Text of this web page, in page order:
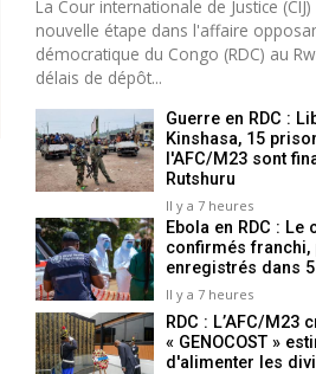
La Cour internationale de Justice
nouvelle étape dans l'affaire
démocratique du Congo (RDC) au
délais de dépôt...
Guerre en RDC :
Kinshasa, 15
l'AFC/M23 sont
Rutshuru
Il y a 7 heures
Ebola en RDC : Le
confirmés franchi,
enregistrés dans
Il y a 7 heures
RDC : L’AFC/M23
« GENOCOST »
d'alimenter les